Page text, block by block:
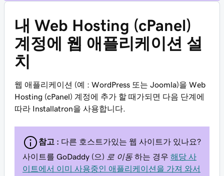
내 Web Hosting (cPanel)
계정에 웹 애플리케이션 설
치
웹 애플리케이션 (예 : WordPress 또는 Joomla)을 Web
Hosting (cPanel) 계정에 추가 할 때가되면 다음 단계에
따라 Installatron을 사용합니다.
참고 : 다른 호스트가있는 웹 사이트가 있나요?
사이트를 GoDaddy (으) 로 이동 하는 경우 해당 사
이트에서 이미 사용중인 애플리케이션을 가져 와서